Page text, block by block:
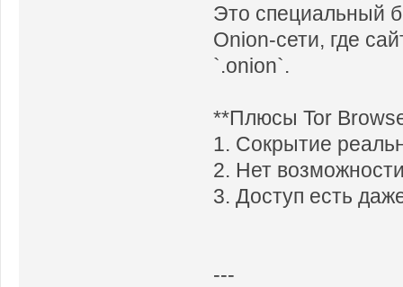
Это специальный
Onion-сети, где
`.onion`.
**Плюсы Tor
1. Сокрытие
2. Нет
3. Доступ есть
---